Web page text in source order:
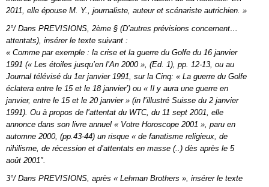
2011, elle épouse M. Y., journaliste, auteur et scénariste autrichien. »
2°/ Dans PREVISIONS, 2ème § (D’autres prévisions concernent…
attentats), insérer le texte suivant :
« Comme par exemple : la crise et la guerre du Golfe du 16 janvier
1991 (« Les étoiles jusqu’en l’An 2000 », (Ed. 1), pp. 12-13, ou au
Journal télévisé du 1er janvier 1991, sur la Cinq: « La guerre du Golfe
éclatera entre le 15 et le 18 janvier’) ou « Il y aura une guerre en
janvier, entre le 15 et le 20 janvier » (in l’illustré Suisse du 2 janvier
1991). Ou à propos de l’attentat du WTC, du 11 sept 2001, elle
annonce dans son livre annuel « Votre Horoscope 2001 », paru en
automne 2000, (pp.43-44) un risque « de fanatisme religieux, de
nihilisme, de récession et d’attentats en masse (..) dès après le 5
août 2001″.
3°/ Dans PREVISIONS, après « Lehman Brothers », insérer le texte